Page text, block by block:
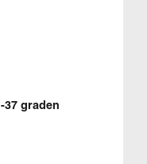
37 graden